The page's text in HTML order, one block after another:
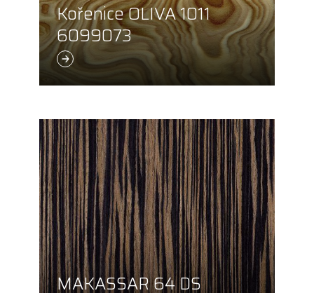
Kořenice OLIVA 1011
6099073
MAKASSAR 64 DS